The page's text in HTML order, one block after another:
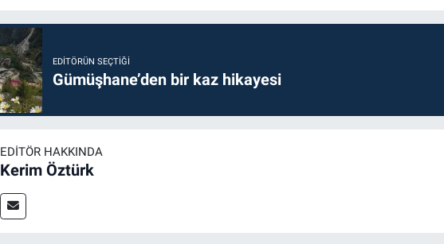
EDITÖRÜN SEÇTIĞI
Gümüşhane’den bir kaz hikayesi
EDITÖR HAKKINDA
Kerim Öztürk